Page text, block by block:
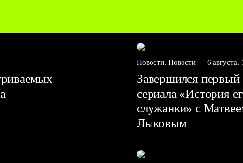
Новости, Новости — 6 августа,
Завершился первый
сериала «История
служанки» с
Лыковым